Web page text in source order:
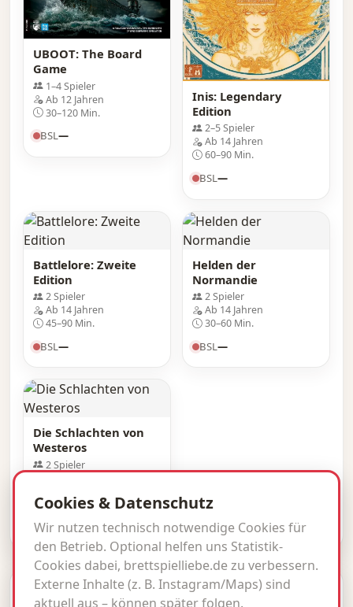
UBOOT: The Board
Game
1–4 Spieler
Ab 12 Jahren
30–120 Min.
BSL—
Inis: Legendary
Edition
2–5 Spieler
Ab 14 Jahren
60–90 Min.
BSL—
Battlelore: Zweite
Edition
2 Spieler
Ab 14 Jahren
45–90 Min.
BSL—
Helden der
Normandie
2 Spieler
Ab 14 Jahren
30–60 Min.
BSL—
Die Schlachten von
Westeros
2 Spieler
© 2026 brettspielliebe.de · BSL inside.
Cookies & Datenschutz
Wir nutzen technisch notwendige Cookies für
den Betrieb. Optional helfen uns Statistik-
Cookies dabei, brettspielliebe.de zu verbessern.
Externe Inhalte (z. B. Instagram/Maps) sind
aktuell aus – können später folgen.